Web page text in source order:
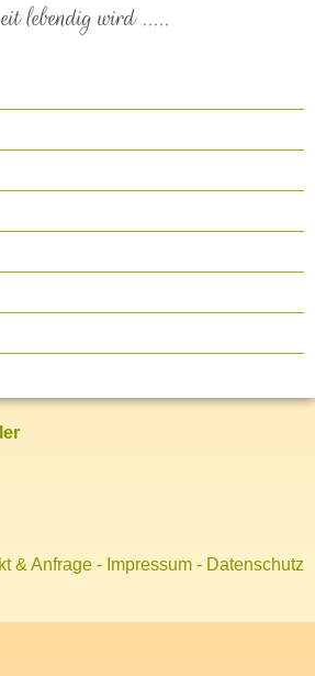
lebendig wird .....
& Anfrage - Impressum - Datenschutz